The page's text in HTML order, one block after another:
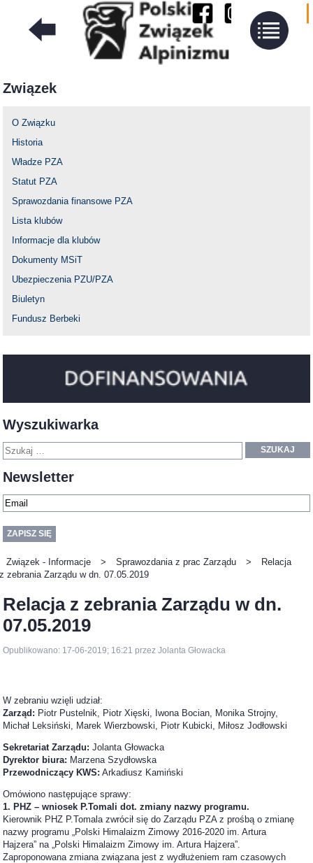
Związek
O Związku
Historia
Władze PZA
Statut PZA
Sprawozdania finansowe PZA
Lista klubów
Informacje dla klubów
Dokumenty MSiT
Ubezpieczenia PZU/PZA
Biuletyn
Fundusz Berbeki
Wyszukiwarka
SZUKAJ
Newsletter
Związek - Informacje > Sprawozdania z prac Zarządu >
Relacja
z zebrania Zarządu w dn. 07.05.2019
Relacja z zebrania Zarządu w dn.
07.05.2019
Opublikowano: 17-06-2019; 16:21 przez Jolanta Głowacka
W zebraniu wzięli udział:
Zarząd: Piotr Pustelnik, Piotr Xięski, Iwona Bocian, Monika Strojny,
Michał Leksiński, Marek Wierzbowski, Piotr Kubicki, Miłosz Jodłowski
Sekretariat Zarządu: Jolanta Głowacka
Dyrektor biura: Marzena Szydłowska
Przewodniczący KWS: Arkadiusz Kamiński
Omówiono następujące sprawy:
1. PHZ – wniosek P.Tomali dot. zmiany nazwy programu.
Kierownik PHZ P.Tomala zwrócił się do Zarządu PZA z prośbą o zmianę
nazwy programu „Polski Himalaizm Zimowy 2016-2020 im. Artura
Hajzera” na „Polski Himalaizm Zimowy im. Artura Hajzera”.
Zaproponowana zmiana związana jest z wydłużeniem ram czasowych